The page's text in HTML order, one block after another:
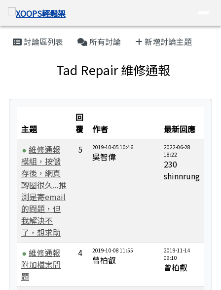
跳至主內容區
XOOPS輕鬆架
導覽列
主內容區域
討論區列表 所有討論 新增討論主題
Tad Repair 維修通報
主題
回
覆
作者
最新回應
維修通報
模組，按儲
存後，網頁
轉圈很久...推
測是寄email
的問題，但
我解決不
了，想求助
5 2019-10-05 10:46
吳智偉
2022-06-28
18:22
230
shinnrung
維修通報
附加檔案問
題
4 2019-10-08 11:55
曾柏叡
2019-11-14
09:10
曾柏叡
頁尾區域